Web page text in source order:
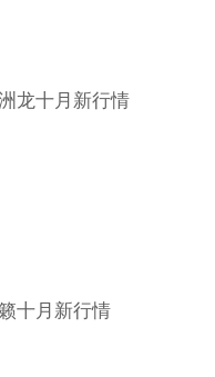
龙十月新行情
十月新行情